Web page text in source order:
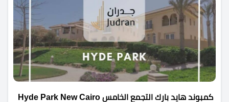
كمبوند هايد بارك التجمع الخامس Hyde Park New Cairo